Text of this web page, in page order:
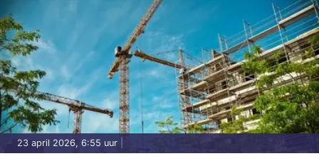
23 april 2026, 6:55 uur